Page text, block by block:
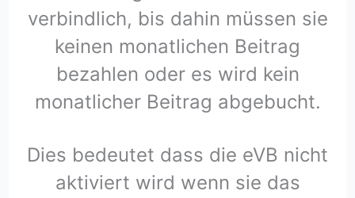
verbindlich, bis dahin müssen sie
keinen monatlichen Beitrag
bezahlen oder es wird kein
monatlicher Beitrag abgebucht.
Dies bedeutet dass die eVB nicht
aktiviert wird wenn sie das